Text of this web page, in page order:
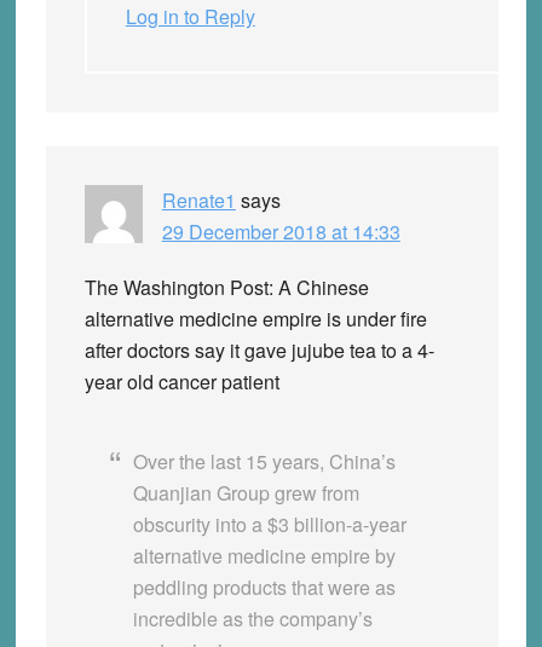
Log in to Reply
Renate1 says
29 December 2018 at 14:33
The Washington Post: A Chinese
alternative medicine empire is under fire
after doctors say it gave jujube tea to a 4-
year old cancer patient
Over the last 15 years, China’s
Quanjian Group grew from
obscurity into a $3 billion-a-year
alternative medicine empire by
peddling products that were as
incredible as the company’s